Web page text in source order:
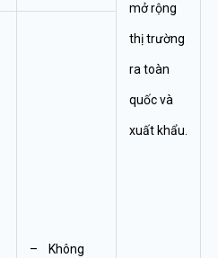
mở rộng
thị trường
ra toàn
quốc và
xuất khẩu.
– Không